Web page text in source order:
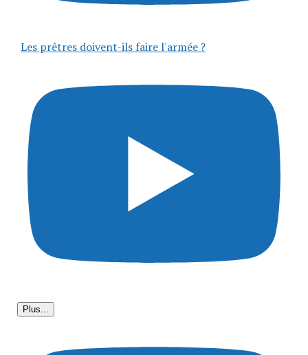
Les prêtres doivent-ils faire l'armée ?
Plus...